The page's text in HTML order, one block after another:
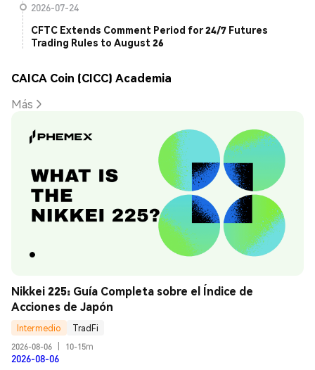
2026-07-24
CFTC Extends Comment Period for 24/7 Futures
Trading Rules to August 26
CAICA Coin (CICC) Academia
Más
Nikkei 225: Guía Completa sobre el Índice de
Acciones de Japón
Intermedio
TradFi
2026-08-06
10-15m
2026-08-06